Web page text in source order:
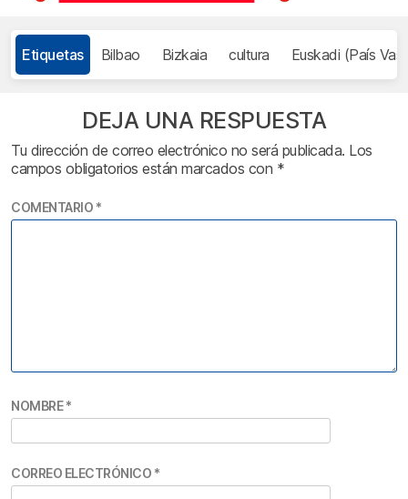
Etiquetas Bilbao Bizkaia cultura Euskadi (País
DEJA UNA RESPUESTA
Tu dirección de correo electrónico no será publicada. Los
campos obligatorios están marcados con *
COMENTARIO *
NOMBRE*
CORREO ELECTRÓNICO *